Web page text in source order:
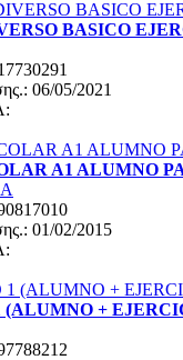
BASICO
06/05/2021
A1 ALUMNO
01/02/2015
(ALUMNO +